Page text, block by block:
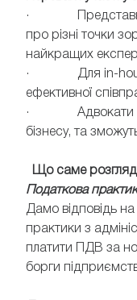
· Представники
про різні точки
найкращих
· Для in-house
ефективної
· Адвокати
бізнесу, та
Що саме
Податкова
Дамо відповідь
практики з
платити ПДВ за
борги